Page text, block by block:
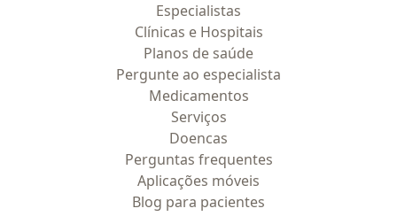
Especialistas
Clínicas e Hospitais
Planos de saúde
Pergunte ao especialista
Medicamentos
Serviços
Doencas
Perguntas frequentes
Aplicações móveis
Blog para pacientes